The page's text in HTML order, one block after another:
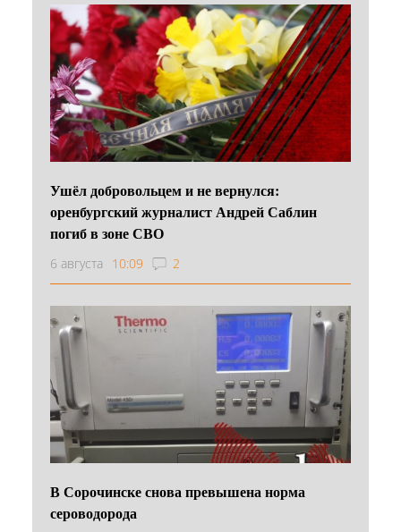
Ушёл добровольцем и не вернулся:
оренбургский журналист Андрей Саблин
погиб в зоне СВО
6 августа 10:09 2
В Сорочинске снова превышена норма
сероводорода